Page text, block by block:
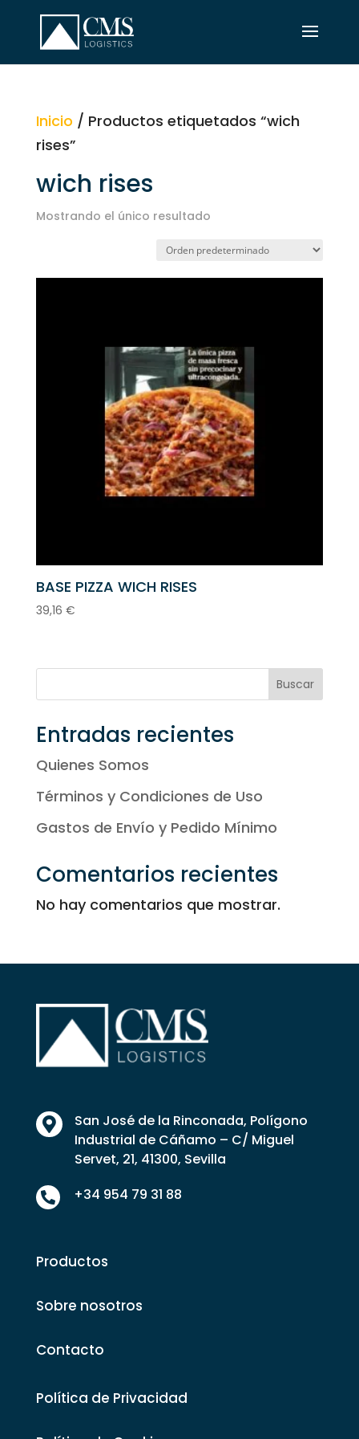
Inicio / Productos etiquetados “wich
rises”
wich rises
Mostrando el único resultado
BASE PIZZA WICH RISES
39,16 €
Buscar
Entradas recientes
Quienes Somos
Términos y Condiciones de Uso
Gastos de Envío y Pedido Mínimo
Comentarios recientes
No hay comentarios que mostrar.

San José de la Rinconada, Polígono
Industrial de Cáñamo – C/ Miguel
Servet, 21, 41300, Sevilla
 +34 954 79 31 88
Productos
Sobre nosotros
Contacto
Política de Privacidad